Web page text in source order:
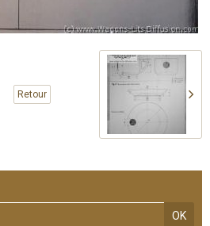
Retour
OK